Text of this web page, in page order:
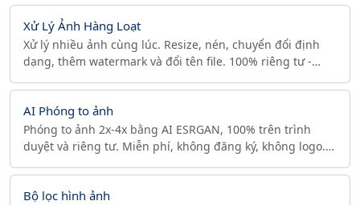
Xử Lý Ảnh Hàng Loạt
Xử lý nhiều ảnh cùng lúc. Resize, nén, chuyển đổi định
dạng, thêm watermark và đổi tên file. 100% riêng tư -
AI Phóng to ảnh
Phóng to ảnh 2x-4x bằng AI ESRGAN, 100% trên trình
duyệt và riêng tư. Miễn phí, không đăng ký, không logo.
Bộ lọc hình ảnh